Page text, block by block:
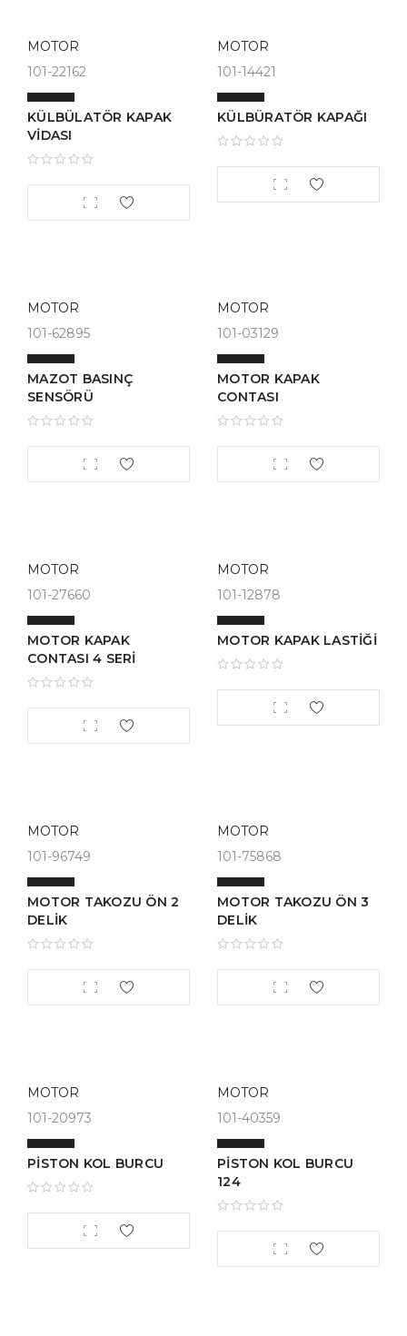
MOTOR
101-22162
KÜLBÜLATÖR KAPAK
VİDASI
MOTOR
101-14421
KÜLBÜRATÖR KAPAĞI
MOTOR
101-62895
MAZOT BASINÇ
SENSÖRÜ
MOTOR
101-03129
MOTOR KAPAK
CONTASI
MOTOR
101-27660
MOTOR KAPAK
CONTASI 4 SERİ
MOTOR
101-12878
MOTOR KAPAK LASTİĞİ
MOTOR
101-96749
MOTOR TAKOZU ÖN 2
DELİK
MOTOR
101-75868
MOTOR TAKOZU ÖN 3
DELİK
MOTOR
101-20973
PİSTON KOL BURCU
MOTOR
101-40359
PİSTON KOL BURCU
124